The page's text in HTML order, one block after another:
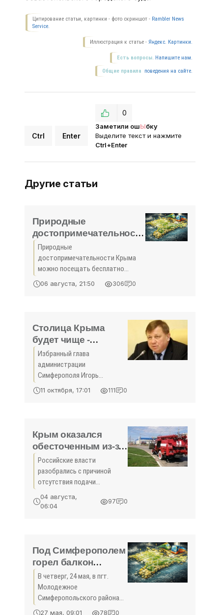
Цитирование статьи, картинки - фото скриншот - Rambler News
Service.
Иллюстрация к статье - Яндекс. Картинки.
Есть вопросы. Напишите нам.
Общие правила поведения на сайте.
Ctrl Enter
Заметили ошЫбку
Выделите текст и нажмите
Ctrl+Enter
0
Другие статьи
Природные
достопримечательности
Крыма можно посещать
бесплатно - «Деньги»
Природные
достопримечательности Крыма
можно посещать бесплатно
Симферопольская межрайонная
природоохранная прокуратура
экологических
06 августа, 21:50 306 0
Столица Крыма
будет чище -
«Новости Крыма»
Избранный глава
администрации
Симферополя Игорь
Лукашев заявил о намерении
добиться максимальной
сообщил на заседании
«круглого стола» в рамках
дня
11 октября, 17:01 111 0
Крым оказался
обесточенным из-за
ДТП - «Новости
Крыма»
Российские власти
разобрались с причиной
отсутствия подачи
электроэнергии по
энергомосту. Крым остался
Краснодарском крае 28
июля,
04 августа,
06:04
97 0
Под Симферополем
горел балкон
многоэтажки:
эвакуированы 25
человек (ВИДЕО) -
«Симферополь»
В четверг, 24 мая, в пгт.
Молодежное
Симферопольского района
Крыма произошел пожар в
27 мая, 09:01 78 0